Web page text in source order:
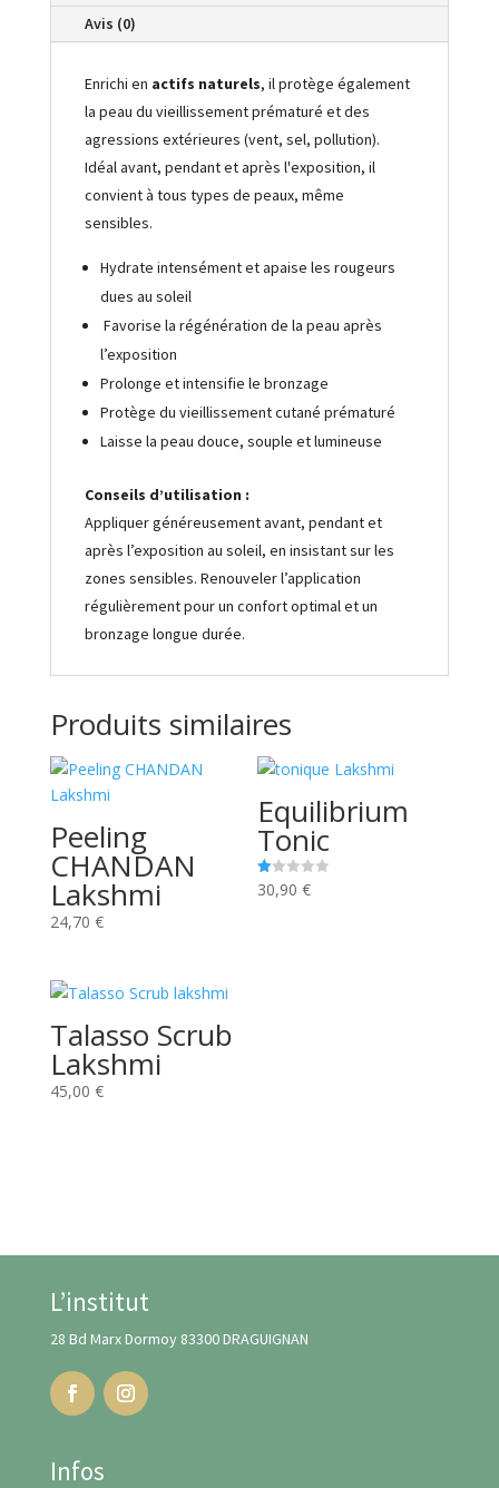
Avis (0)
Enrichi en actifs naturels, il protège également
la peau du vieillissement prématuré et des
agressions extérieures (vent, sel, pollution).
Idéal avant, pendant et après l'exposition, il
convient à tous types de peaux, même
sensibles.
Hydrate intensément et apaise les rougeurs
dues au soleil
Favorise la régénération de la peau après
l’exposition
Prolonge et intensifie le bronzage
Protège du vieillissement cutané prématuré
Laisse la peau douce, souple et lumineuse
Conseils d’utilisation :
Appliquer généreusement avant, pendant et
après l’exposition au soleil, en insistant sur les
zones sensibles. Renouveler l’application
régulièrement pour un confort optimal et un
bronzage longue durée.
Produits similaires
Peeling
CHANDAN
Lakshmi
24,70 €
Equilibrium
Tonic
N
ot
30,90€
Talasso Scrub
Lakshmi
45,00 €
L’institut
28 Bd Marx Dormoy 83300 DRAGUIGNAN
Infos